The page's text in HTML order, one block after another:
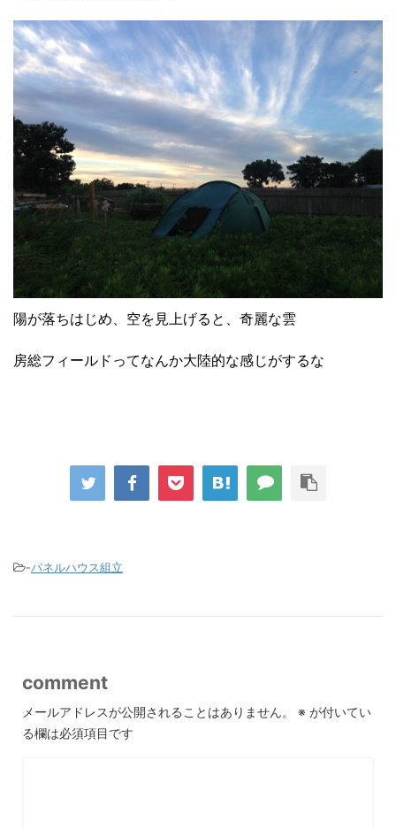
陽が落ちはじめ、空を見上げると、奇麗な雲
房総フィールドってなんか大陸的な感じがするな
-パネルハウス組立
comment
メールアドレスが公開されることはありません。 ※ が付いてい
る欄は必須項目です